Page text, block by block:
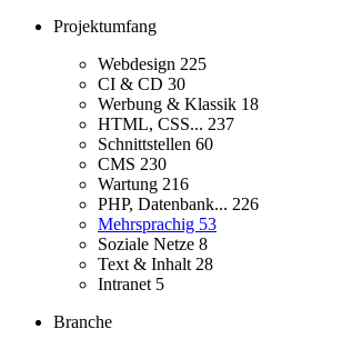
Projektumfang
Webdesign 225
CI & CD 30
Werbung & Klassik 18
HTML, CSS... 237
Schnittstellen 60
CMS 230
Wartung 216
PHP, Datenbank... 226
Mehrsprachig 53
Soziale Netze 8
Text & Inhalt 28
Intranet 5
Branche